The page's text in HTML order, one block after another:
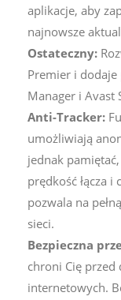
aplikacje, aby
najnowsze
Ostateczny:
Premier i dodaje
Manager i Avast
Anti-Tracker:
umożliwiają
jednak
prędkość łącza i
pozwala na
sieci.
Bezpieczna
chroni Cię przed
internetowych.